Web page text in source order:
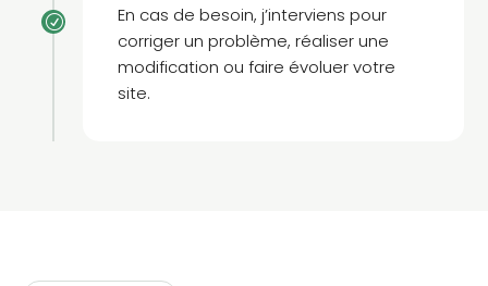
R
En cas de besoin, j’interviens pour
corriger un problème, réaliser une
modification ou faire évoluer votre
site.